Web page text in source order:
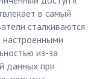
в самый
сталкиваются
из-за
данных при